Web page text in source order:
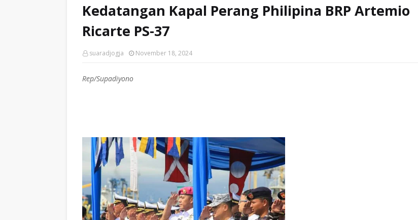
Kedatangan Kapal Perang Philipina BRP Artemio
Ricarte PS-37
suaradjogja November 18, 2024
Rep/Supadiyono